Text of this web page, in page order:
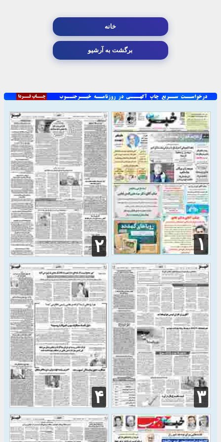
خانه
برگشت به آرشیو
۱ ۲
۳ ۴